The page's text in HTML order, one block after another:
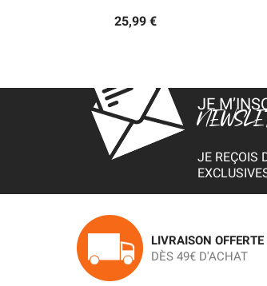
25,99 €
JE
JE REÇOIS
LIVRAISON OFFERTE
DÈS 49€ D'ACHAT